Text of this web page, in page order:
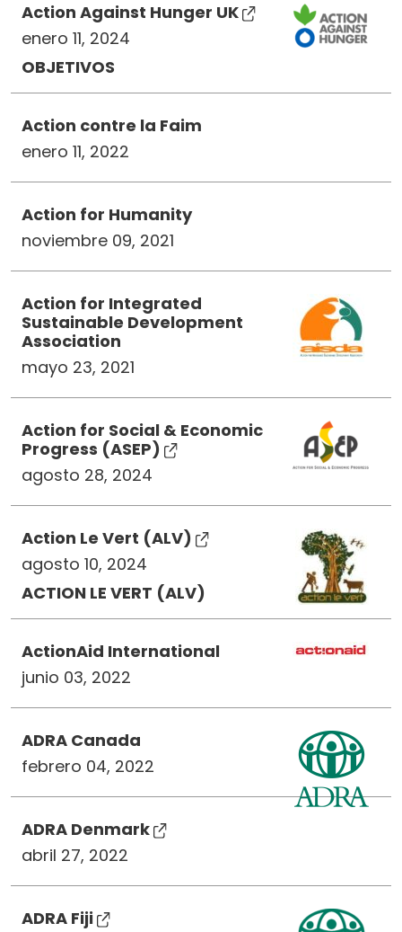
Action Against Hunger UK
enero 11, 2024
OBJETIVOS
Action contre la Faim
enero 11, 2022
Action for Humanity
noviembre 09, 2021
Action for Integrated
Sustainable Development
Association
mayo 23, 2021
Action for Social & Economic
Progress (ASEP)
agosto 28, 2024
Action Le Vert (ALV)
agosto 10, 2024
ACTION LE VERT (ALV)
ActionAid International
junio 03, 2022
ADRA Canada
febrero 04, 2022
ADRA Denmark
abril 27, 2022
ADRA Fiji